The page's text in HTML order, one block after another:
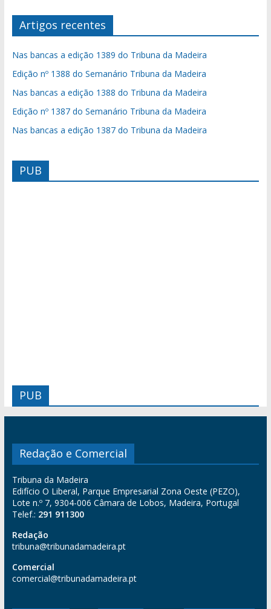
Artigos recentes
Nas bancas a edição 1389 do Tribuna da Madeira
Edição nº 1388 do Semanário Tribuna da Madeira
Nas bancas a edição 1388 do Tribuna da Madeira
Edição nº 1387 do Semanário Tribuna da Madeira
Nas bancas a edição 1387 do Tribuna da Madeira
PUB
PUB
Redação e Comercial
Tribuna da Madeira
Edifício O Liberal, Parque Empresarial Zona Oeste (PEZO),
Lote n.º 7, 9304-006 Câmara de Lobos, Madeira, Portugal
Telef.: 291 911300
Redação
tribuna@tribunadamadeira.pt
Comercial
comercial@tribunadamadeira.pt